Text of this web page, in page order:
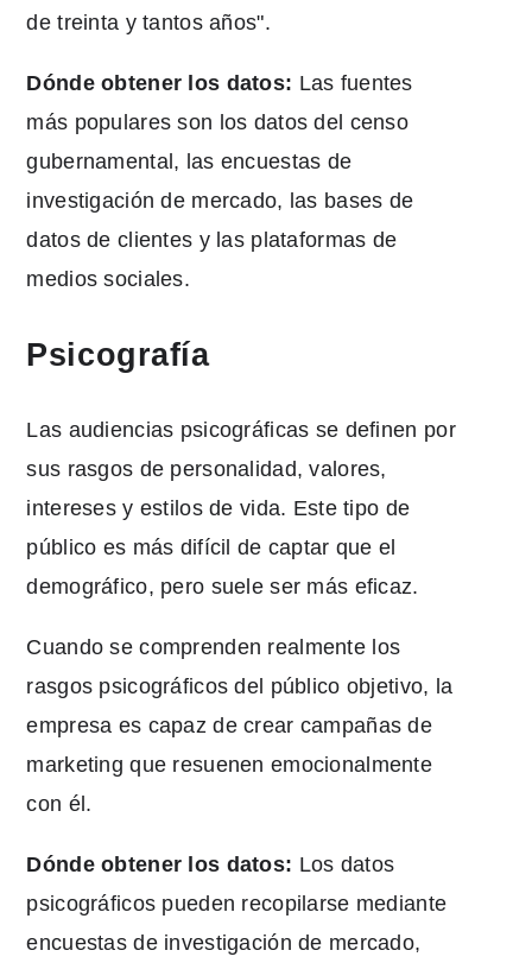
de treinta y tantos años".
Dónde obtener los datos: Las fuentes
más populares son los datos del censo
gubernamental, las encuestas de
investigación de mercado, las bases de
datos de clientes y las plataformas de
medios sociales.
Psicografía
Las audiencias psicográficas se definen por
sus rasgos de personalidad, valores,
intereses y estilos de vida. Este tipo de
público es más difícil de captar que el
demográfico, pero suele ser más eficaz.
Cuando se comprenden realmente los
rasgos psicográficos del público objetivo, la
empresa es capaz de crear campañas de
marketing que resuenen emocionalmente
con él.
Dónde obtener los datos: Los datos
psicográficos pueden recopilarse mediante
encuestas de investigación de mercado,